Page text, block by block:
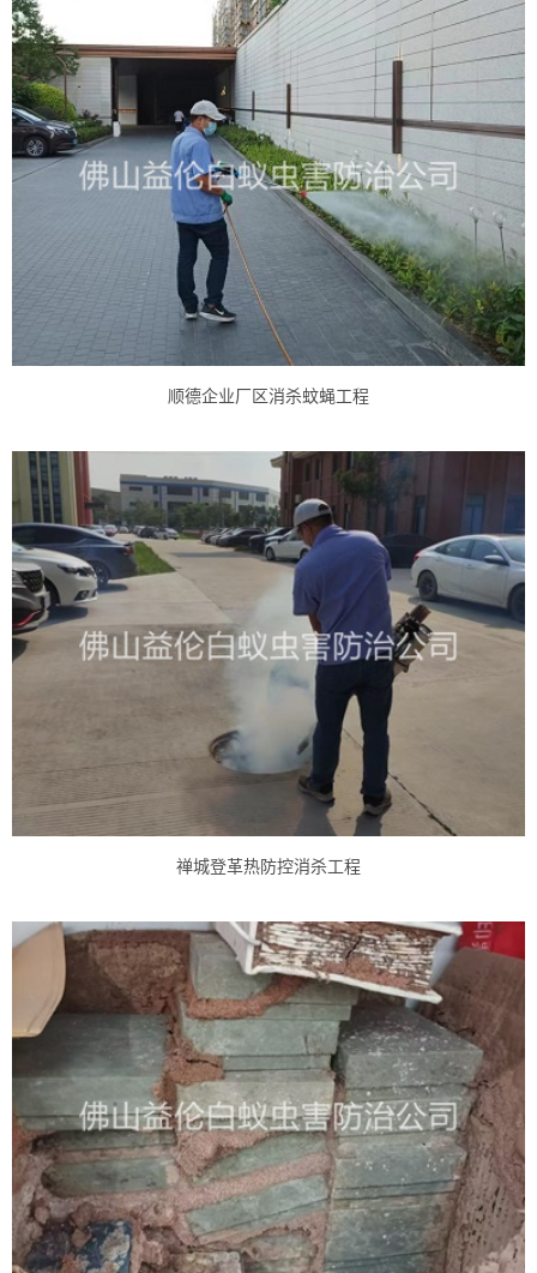
顺德企业厂区消杀蚊蝇工程
禅城登革热防控消杀工程